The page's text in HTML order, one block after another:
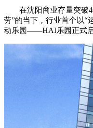
在沈阳商业存量突破
劳”的当下， 行业首个以“
动乐园——HAI乐园正式启